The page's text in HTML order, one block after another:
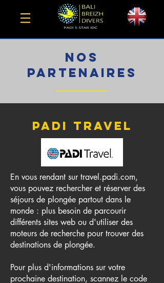
NOS
PARTENAIRES
PADI TrAVEL
En vous rendant sur travel.padi.com,
vous pouvez rechercher et réserver des
séjours de plongée partout dans le
monde : plus besoin de parcourir
différents sites web ou d'utiliser des
moteurs de recherche pour trouver des
destinations de plongée.
Pour plus d'informations sur votre
prochaine destination, scannez le code